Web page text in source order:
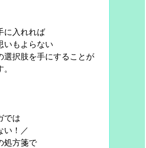
に入れれば
いもよらない
選択肢を手にすることが
では
い！／
処方箋で